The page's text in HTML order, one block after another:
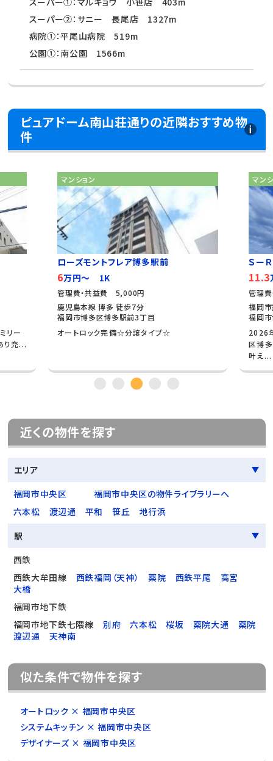
スーパー②：サニー 長尾店 1327m
病院①：平尾山病院 519m
公園①：南公園 1566m
ピュアドーム南山荘通りの近隣おすすめ物
件
リー
り充...
マンション
ローズモントフレア博多駅前
6万円～ 1K
管理費・共益費 5,000円
鹿児島本線 博多 徒歩7分
福岡市博多区博多駅前3丁目
オートロック完備☆分譲タイプ☆
マン
Ｓー
11.3
管理
福岡
福岡
2026
区博
叶え...
近くの物件を探す
エリア
福岡市中央区
福岡市中央区の物件ライブラリーへ
六本松
渡辺通 平和 笹丘
地行浜
駅
西鉄
西鉄大牟田線
西鉄福岡（天神） 薬院 西鉄平尾
高宮
大橋
福岡市地下鉄
福岡市地下鉄七隈線
別府 六本松 桜坂 薬院大通
薬院
渡辺通
天神南
似た条件で物件を探す
オートロック × 福岡市中央区
システムキッチン × 福岡市中央区
デザイナーズ × 福岡市中央区